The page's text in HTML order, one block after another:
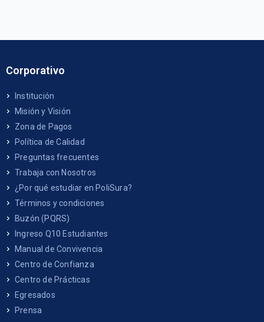
Corporativo
Institución
Misión y Visión
Zona de Pagos
Política de Calidad
Preguntas frecuentes
Trabaja con Nosotros
¿Por qué estudiar en PoliSura?
Términos y condiciones
Buzón (PQRS)
Ingreso Q10 Estudiantes
Manual de Convivencia
Centro de Confianza
Centro de Prácticas
Egresados
Prensa